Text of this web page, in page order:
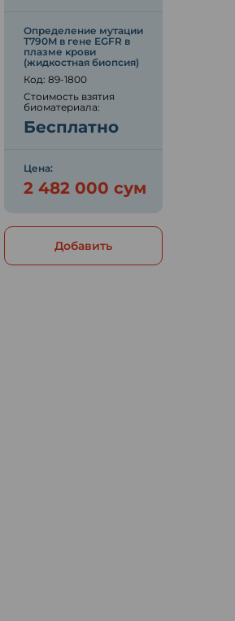
Определение мутации
T790M в гене EGFR в
плазме крови
(жидкостная биопсия)
Код: 89-1800
Стоимость взятия
биоматериала:
Бесплатно
Цена:
2 482 000 сум
Добавить